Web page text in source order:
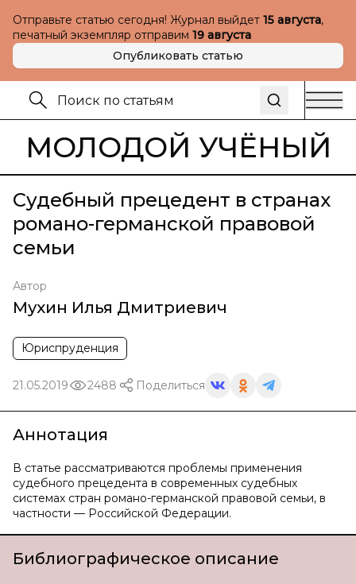
Отправьте статью сегодня! Журнал выйдет 15 августа,
печатный экземпляр отправим 19 августа
Опубликовать статью
МОЛОДОЙ УЧЁНЫЙ
Судебный прецедент в странах
романо-германской правовой
семьи
Автор
Мухин Илья Дмитриевич
Юриспруденция
21.05.2019 2488 Поделиться
Аннотация
В статье рассматриваются проблемы применения
судебного прецедента в современных судебных
системах стран романо-германской правовой семьи, в
частности — Российской Федерации.
Библиографическое описание